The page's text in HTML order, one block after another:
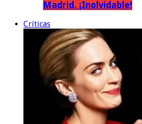
Madrid. ¡Inolvidable!
Críticas